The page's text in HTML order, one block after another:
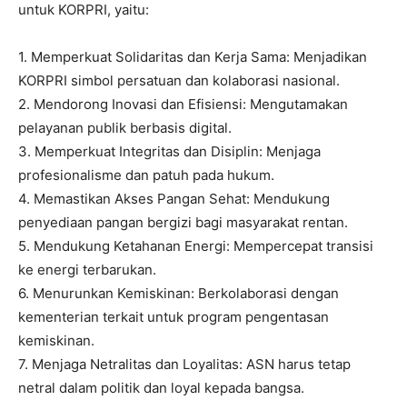
untuk KORPRI, yaitu:
1. Memperkuat Solidaritas dan Kerja Sama: Menjadikan
KORPRI simbol persatuan dan kolaborasi nasional.
2. Mendorong Inovasi dan Efisiensi: Mengutamakan
pelayanan publik berbasis digital.
3. Memperkuat Integritas dan Disiplin: Menjaga
profesionalisme dan patuh pada hukum.
4. Memastikan Akses Pangan Sehat: Mendukung
penyediaan pangan bergizi bagi masyarakat rentan.
5. Mendukung Ketahanan Energi: Mempercepat transisi
ke energi terbarukan.
6. Menurunkan Kemiskinan: Berkolaborasi dengan
kementerian terkait untuk program pengentasan
kemiskinan.
7. Menjaga Netralitas dan Loyalitas: ASN harus tetap
netral dalam politik dan loyal kepada bangsa.